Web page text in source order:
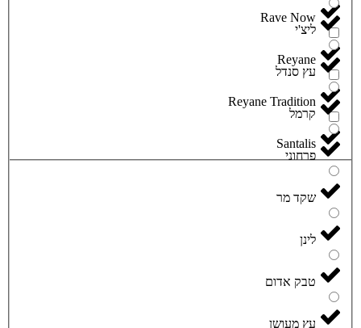
Rave Now
Reyane
Reyane Tradition
Santalis
ליצ'י
עץ סנדל
קרמל
פרחוני
שקד מר
לינן
טבק אדום
עץ מעושן